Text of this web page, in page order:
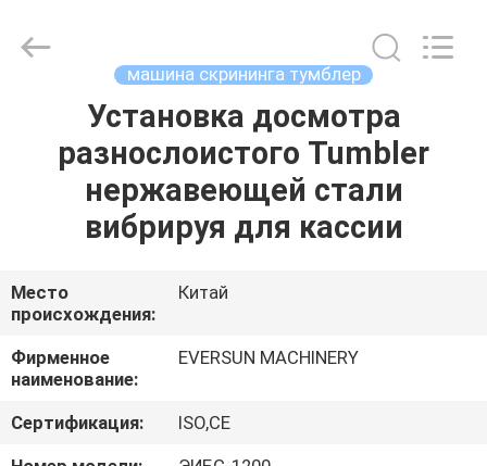
ПРОДУКТЫ
ШОУ
О
НАС
машина скрининга тумблер
Установка досмотра
разнослоистого Tumbler
нержавеющей стали
вибрируя для кассии
Место
происхождения:
Китай
Фирменное
наименование:
EVERSUN MACHINERY
Сертификация:
ISO,CE